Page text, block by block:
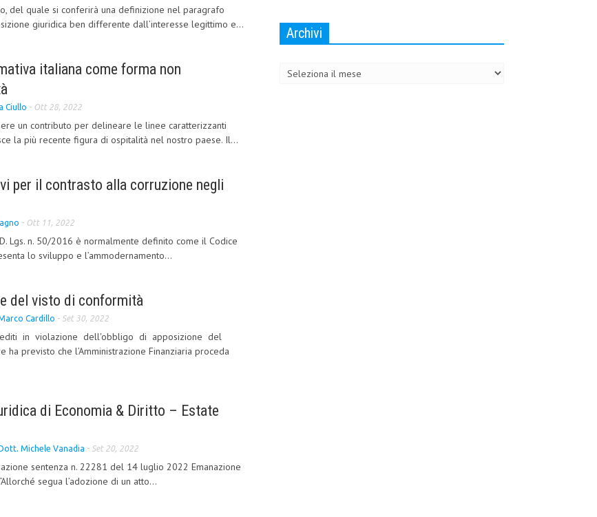
del quale si conferirà una definizione nel paragrafo
giuridica ben differente dall’interesse legittimo e...
italiana come forma non
Ciullo - Ott 28, 2022
un contributo per delineare le linee caratterizzanti
la più recente figura di ospitalità nel nostro paese. Il...
per il contrasto alla corruzione negli
- Ott 11, 2022
Lgs. n. 50/2016 è normalmente definito come il Codice
lo sviluppo e l’ammodernamento...
del visto di conformità
Cardillo - Set 30, 2022
in violazione dell'obbligo di apposizione del
previsto che l’Amministrazione Finanziaria proceda
di Economia & Diritto – Estate
Dott. Michele Vanadia - Set 20, 2022
sentenza n. 22281 del 14 luglio 2022 Emanazione
segua l’adozione di un atto...
Archivi